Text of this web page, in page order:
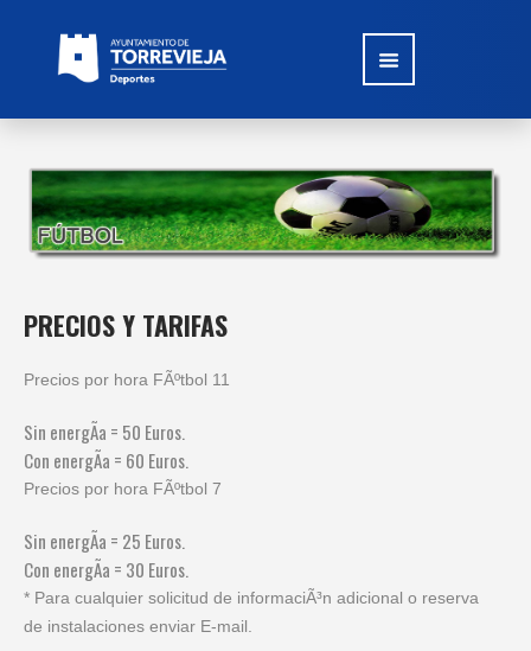
PRECIOS Y TARIFAS
Precios por hora FÃºtbol 11
Sin energÃ­a = 50 Euros.
Con energÃ­a = 60 Euros.
Precios por hora FÃºtbol 7
Sin energÃ­a = 25 Euros.
Con energÃ­a = 30 Euros.
* Para cualquier solicitud de informaciÃ³n adicional o reserva
de instalaciones enviar E-mail.